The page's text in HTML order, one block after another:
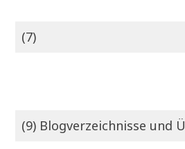
(7)
(9) Blogverzeichnisse und